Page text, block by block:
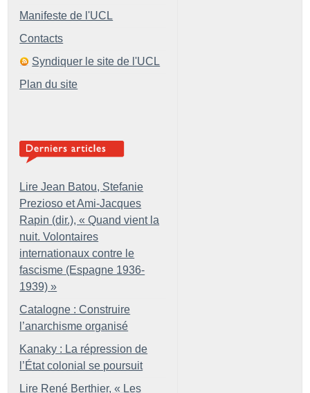
Manifeste de l'UCL
Contacts
Syndiquer le site de l'UCL
Plan du site
Lire Jean Batou, Stefanie
Prezioso et Ami-Jacques
Rapin (dir.), « Quand vient la
nuit. Volontaires
internationaux contre le
fascisme (Espagne 1936-
1939) »
Catalogne : Construire
l’anarchisme organisé
Kanaky : La répression de
l’État colonial se poursuit
Lire René Berthier, « Les